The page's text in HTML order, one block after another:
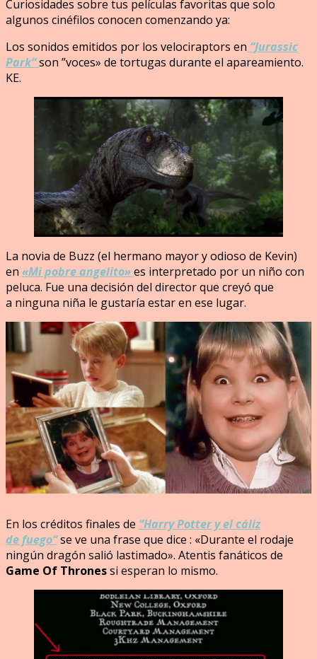
Curiosidades sobre tus películas favoritas que solo
algunos cinéfilos conocen comenzando ya:
Los sonidos emitidos por los velociraptors en “Jurassic
Park“son ”voces» de tortugas durante el apareamiento.
KE.
La novia de Buzz (el hermano mayor y odioso de Kevin)
en «Mi pobre angelito»es interpretado por un niño con
peluca. Fue una decisión del director que creyó que
a ninguna niña le gustaría estar en ese lugar.
En los créditos finales de “Harry Potter y el cáliz
de fuego“se ve una frase que dice : «Durante el rodaje
ningún dragón salió lastimado». Atentis fanáticos de
Game Of Thronessi esperan lo mismo.